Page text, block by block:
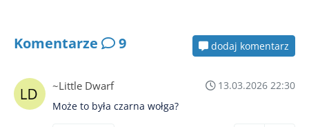
Komentarze 9 dodaj komentarz
~Little Dwarf
13.03.2026 22:30
Może to była czarna wołga?